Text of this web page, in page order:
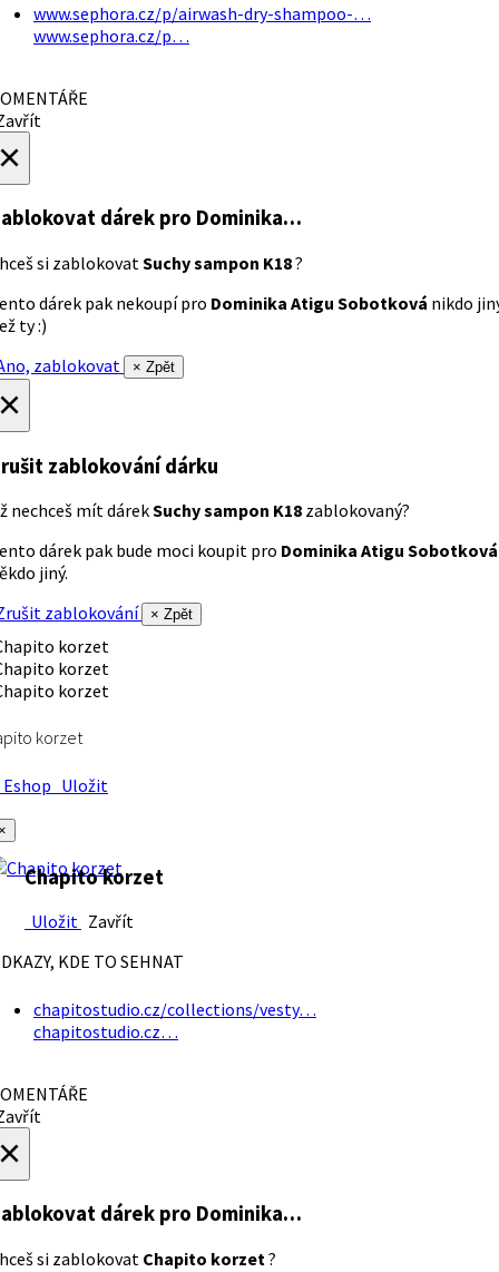
www.sephora.cz/p/airwash-dry-shampoo-…
www.sephora.cz/p…
dárek pro Dominika…
si zablokovatSuchy sampon K18?
dárek pak nekoupí pro Dominika Atigu Sobotková nikdo
ty :)
zablokovat
× Zpět
zablokování dárku
nechceš mít dárekSuchy sampon K18 zablokovaný?
dárek pak bude moci koupit pro Dominika Atigu Sobotková
jiný.
zablokování
× Zpět
korzet
Uložit
Chapito korzet
Uložit Zavřít
KDE TO SEHNAT
chapitostudio.cz/collections/vesty…
chapitostudio.cz…
dárek pro Dominika…
si zablokovat Chapito korzet?